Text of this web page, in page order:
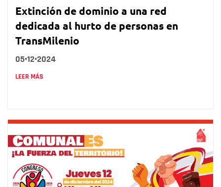
Extinción de dominio a una red
dedicada al hurto de personas en
TransMilenio
05•12•2024
LEER MÁS